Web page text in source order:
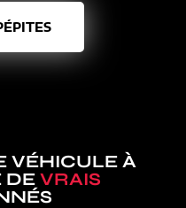
VÉHICULE À
DE VRAIS